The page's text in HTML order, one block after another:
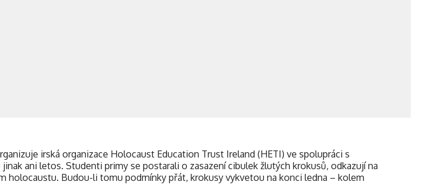
irská organizace Holocaust Education Trust Ireland (HETI) ve spolupráci s
ani letos. Studenti primy se postarali o zasazení cibulek žlutých krokusů, odkazují na
holocaustu. Budou-li tomu podmínky přát, krokusy vykvetou na konci ledna – kolem